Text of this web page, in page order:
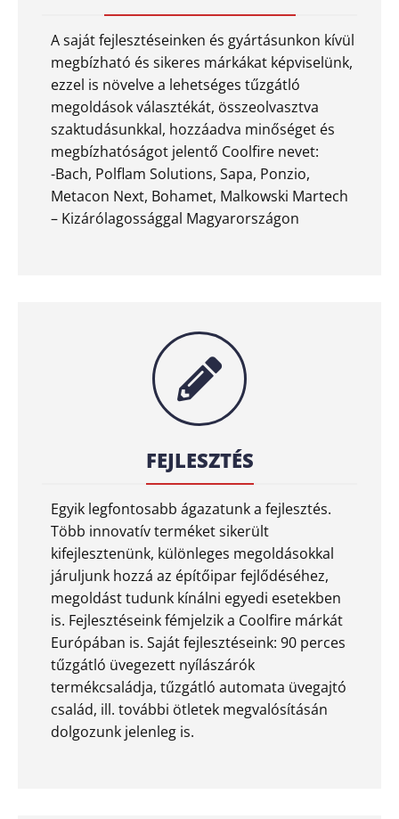
A saját fejlesztéseinken és gyártásunkon kívül
megbízható és sikeres márkákat képviselünk,
ezzel is növelve a lehetséges tűzgátló
megoldások választékát, összeolvasztva
szaktudásunkkal, hozzáadva minőséget és
megbízhatóságot jelentő Coolfire nevet:
-Bach, Polflam Solutions, Sapa, Ponzio,
Metacon Next, Bohamet, Malkowski Martech
– Kizárólagossággal Magyarországon
FEJLESZTÉS
Egyik legfontosabb ágazatunk a fejlesztés.
Több innovatív terméket sikerült
kifejlesztenünk, különleges megoldásokkal
járuljunk hozzá az építőipar fejlődéséhez,
megoldást tudunk kínálni egyedi esetekben
is. Fejlesztéseink fémjelzik a Coolfire márkát
Európában is. Saját fejlesztéseink: 90 perces
tűzgátló üvegezett nyílászárók
termékcsaládja, tűzgátló automata üvegajtó
család, ill. további ötletek megvalósításán
dolgozunk jelenleg is.